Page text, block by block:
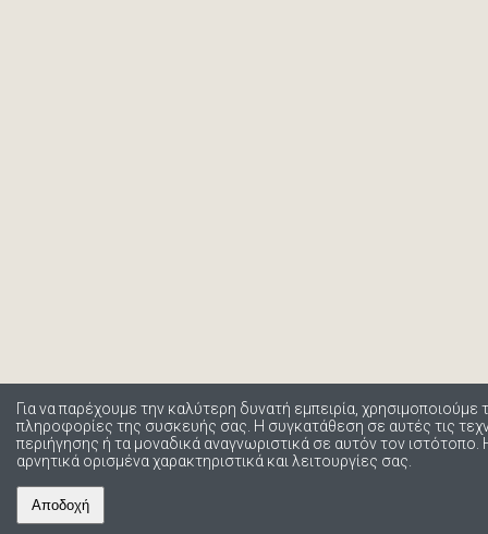
Για να παρέχουμε την καλύτερη δυνατή εμπειρία,
πληροφορίες της συσκευής σας. Η συγκατάθεση σε αυτές τις
περιήγησης ή τα μοναδικά αναγνωριστικά σε αυτόν τον
αρνητικά ορισμένα χαρακτηριστικά και λειτουργίες σας.
Αποδοχή